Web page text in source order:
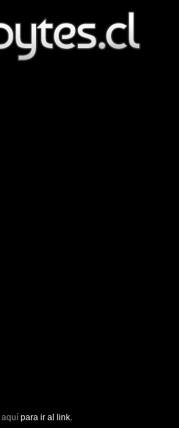
aquí para ir al link.